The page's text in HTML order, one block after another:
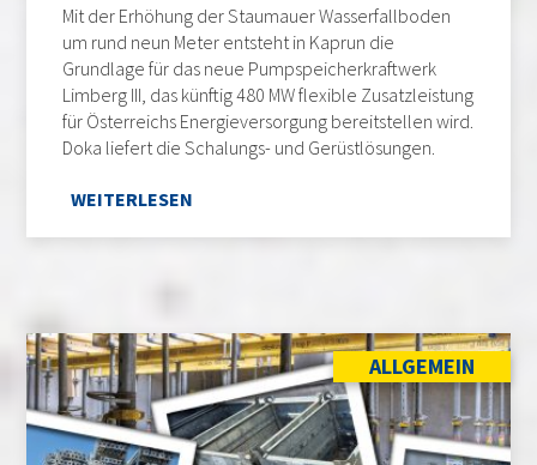
Mit der Erhöhung der Staumauer Wasserfallboden
um rund neun Meter entsteht in Kaprun die
Grundlage für das neue Pumpspeicherkraftwerk
Limberg III, das künftig 480 MW flexible Zusatzleistung
für Österreichs Energieversorgung bereitstellen wird.
Doka liefert die Schalungs- und Gerüstlösungen.
WEITERLESEN
ALLGEMEIN